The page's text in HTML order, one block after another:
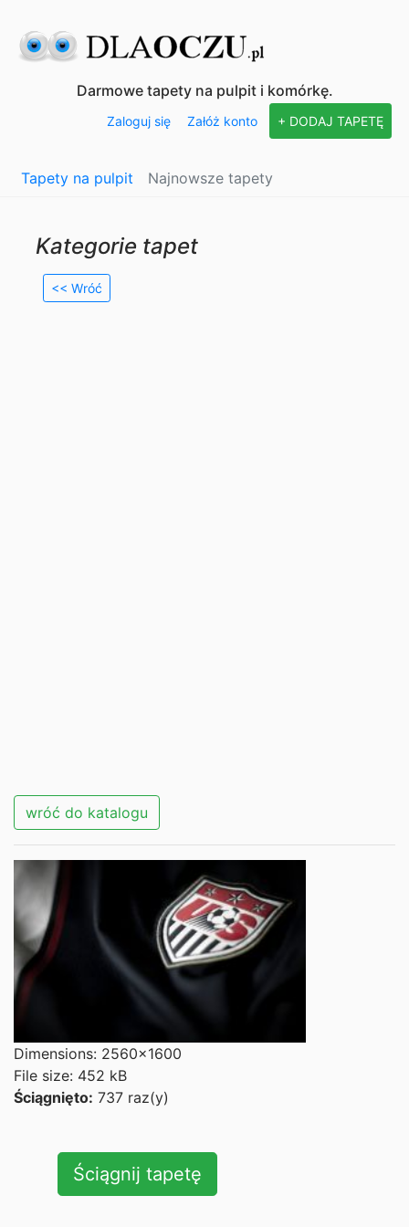
Darmowe tapety na pulpit i komórkę.
Zaloguj się Załóż konto + DODAJ TAPETĘ
Tapety na pulpit Najnowsze tapety
Kategorie tapet
<< Wróć
wróć do katalogu
Dimensions: 2560x1600
File size: 452 kB
Ściągnięto: 737 raz(y)
Ściągnij tapetę